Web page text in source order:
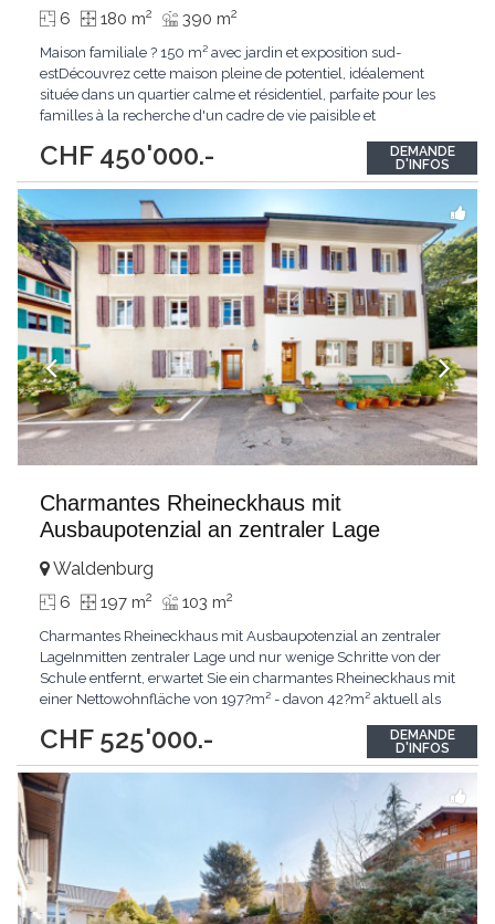
CHF 450'000.-
6 180 m2 390 m2
Maison familiale ? 150 m² avec jardin et exposition sud-
estDécouvrez cette maison pleine de potentiel, idéalement
située dans un quartier calme et résidentiel, parfaite pour les
familles à la recherche d'un cadre de vie paisible et
exposition sud-est, garantissant une luminosité naturelle
optimale tout au long de la journée.Développant...
DEMANDE
D'INFOS
Charmantes Rheineckhaus mit
Ausbaupotenzial an zentraler Lage
CHF 525'000.-
Waldenburg
6 197 m2 103 m2
Charmantes Rheineckhaus mit Ausbaupotenzial an zentraler
LageInmitten zentraler Lage und nur wenige Schritte von der
Schule entfernt, erwartet Sie ein charmantes Rheineckhaus mit
einer Nettowohnfläche von 197?m² - davon 42?m² aktuell als
und individuelle Gestaltung. Sechs Zimmer verteilen sich
geschickt über die Stockwerke und schaffen...
DEMANDE
D'INFOS